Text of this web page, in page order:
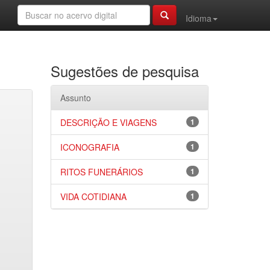
Idioma
Sugestões de pesquisa
Assunto
1
DESCRIÇÃO E VIAGENS
1
ICONOGRAFIA
1
RITOS FUNERÁRIOS
1
VIDA COTIDIANA